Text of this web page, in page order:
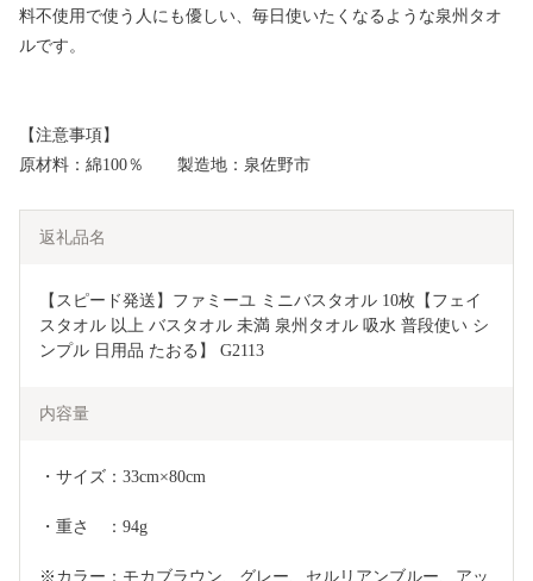
料不使用で使う人にも優しい、毎日使いたくなるような泉州タオ
ルです。
【注意事項】
原材料：綿100％ 製造地：泉佐野市
返礼品名
【スピード発送】ファミーユ ミニバスタオル 10枚【フェイ
スタオル 以上 バスタオル 未満 泉州タオル 吸水 普段使い シ
ンプル 日用品 たおる】 G2113
内容量
・サイズ：33cm×80cm
・重さ　：94g
※カラー：モカブラウン、グレー、セルリアンブルー、アッ